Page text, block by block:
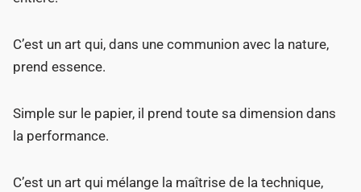
C’est un art qui, dans une communion avec la nature,
prend essence.
Simple sur le papier, il prend toute sa dimension dans
la performance.
C’est un art qui mélange la maîtrise de la technique,